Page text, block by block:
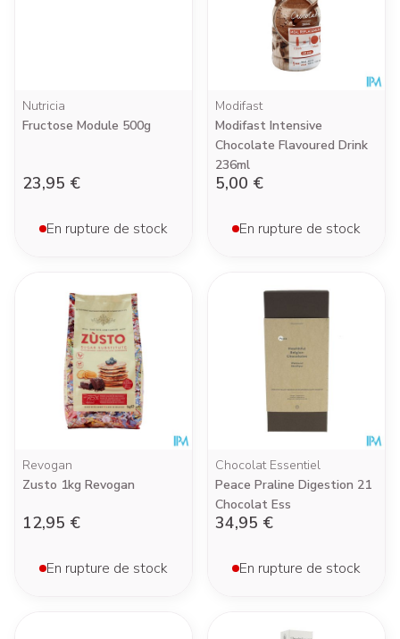
Nutricia
Fructose Module 500g
23,95 €
En rupture de stock
Modifast
Modifast Intensive
Chocolate Flavoured Drink
236ml
5,00 €
En rupture de stock
Revogan
Zusto 1kg Revogan
12,95 €
En rupture de stock
Chocolat Essentiel
Peace Praline Digestion 21
Chocolat Ess
34,95 €
En rupture de stock